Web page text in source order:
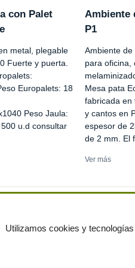
con Palet
metal, plegable
Fuerte y puerta.
Europalets: 18
Peso Jaula:
u.d consultar
Ambiente
P1
Ambiente
para oficina,
Mesa pata
fabricada en
y cantos en
espesor de
de 2 mm. El
Ver más
© residuos.com -
Utilizamos cookies y